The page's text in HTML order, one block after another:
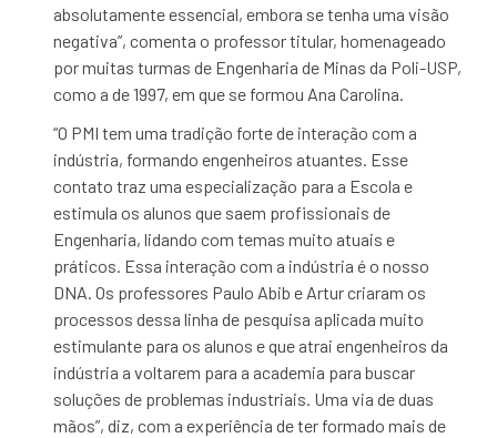
absolutamente essencial, embora se tenha uma visão
negativa”, comenta o professor titular, homenageado
por muitas turmas de Engenharia de Minas da Poli-USP,
como a de 1997, em que se formou Ana Carolina.
“O PMI tem uma tradição forte de interação com a
indústria, formando engenheiros atuantes. Esse
contato traz uma especialização para a Escola e
estimula os alunos que saem profissionais de
Engenharia, lidando com temas muito atuais e
práticos. Essa interação com a indústria é o nosso
DNA. Os professores Paulo Abib e Artur criaram os
processos dessa linha de pesquisa aplicada muito
estimulante para os alunos e que atrai engenheiros da
indústria a voltarem para a academia para buscar
soluções de problemas industriais. Uma via de duas
mãos”, diz, com a experiência de ter formado mais de